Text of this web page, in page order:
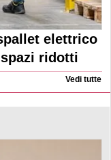
elettrico
ridotti
Vedi tutte